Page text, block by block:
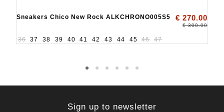
Sneakers Chico New Rock ALKCHRONO005S5 € 270.00
€ 300.00
36 37 38 39 40 41 42 43 44 45 46 47
Sign up to newsletter